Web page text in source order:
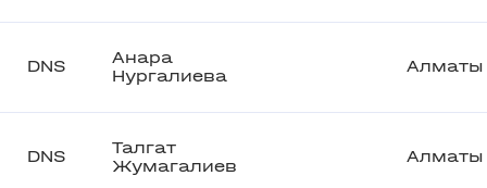
DNS
Анара
Нургалиева
Алматы
DNS
Талгат
Жумагалиев
Алматы